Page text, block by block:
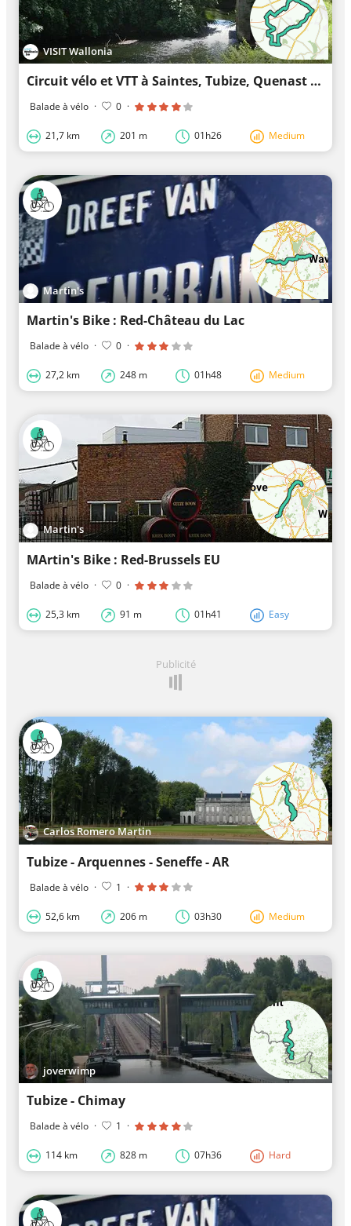
VISIT Wallonia
Circuit vélo et VTT à Saintes, Tubize, Quenast et Rebecq
Balade à vélo · 0 ·
21,7 km 201 m 01h26 Medium
Martin's
Martin's Bike : Red-Château du Lac
Balade à vélo · 0 ·
27,2 km 248 m 01h48 Medium
Martin's
MArtin's Bike : Red-Brussels EU
Balade à vélo · 0 ·
25,3 km 91 m 01h41 Easy
Publicité
Carlos Romero Martin
Tubize - Arquennes - Seneffe - AR
Balade à vélo · 1 ·
52,6 km 206 m 03h30 Medium
joverwimp
Tubize - Chimay
Balade à vélo · 1 ·
114 km 828 m 07h36 Hard